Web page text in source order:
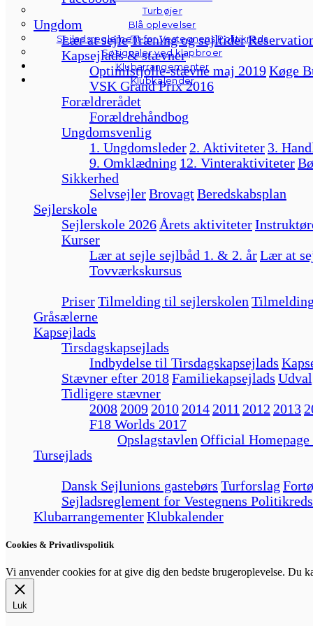
Turbøjer
Blå oplevelser
Sejladsreglement for Vestegnens Politikreds
Søsignaler ved klapbroer
Klubarrangementer
Klubkalender
Ungdom
Lær at sejleTræning og sejltider
Kapsejlads & stævner
Optimistjolle-stævne maj 2019Køge
VSK Grand Prix 2016
Forældrerådet
Forældrehåndbog
Ungdomsvenlig
1. Ungdomsleder 2. Aktiviteter 3.
9. Omklædning 12. Vinteraktiviteter
Sikkerhed
SelvsejlerBrovagtBeredskabsplan
Sejlerskole
Sejlerskole 2026 Årets aktiviteter
Kurser
Lær at sejle sejlbåd 1. & 2. årLær at
Tovværkskursus
PriserTilmelding til sejlerskolen
Gråsælerne
Kapsejlads
Tirsdagskapsejlads
Indbydelse til Tirsdagskapsejlads
Stævner efter 2018Familiekapsejlads
Tidligere stævner
2008 2009 2010 2014 2011 2012 2013
F18 Worlds 2017
Opslagstavlen Official Homepage
Tursejlads
Dansk Sejlunions gastebørs Turforslag
Sejladsreglement for Vestegnens Politikreds
KlubarrangementerKlubkalender
Cookies & Privatlivspolitik
Vi anvender cookies for at give dig den bedste brugeroplevelse. Du
Luk